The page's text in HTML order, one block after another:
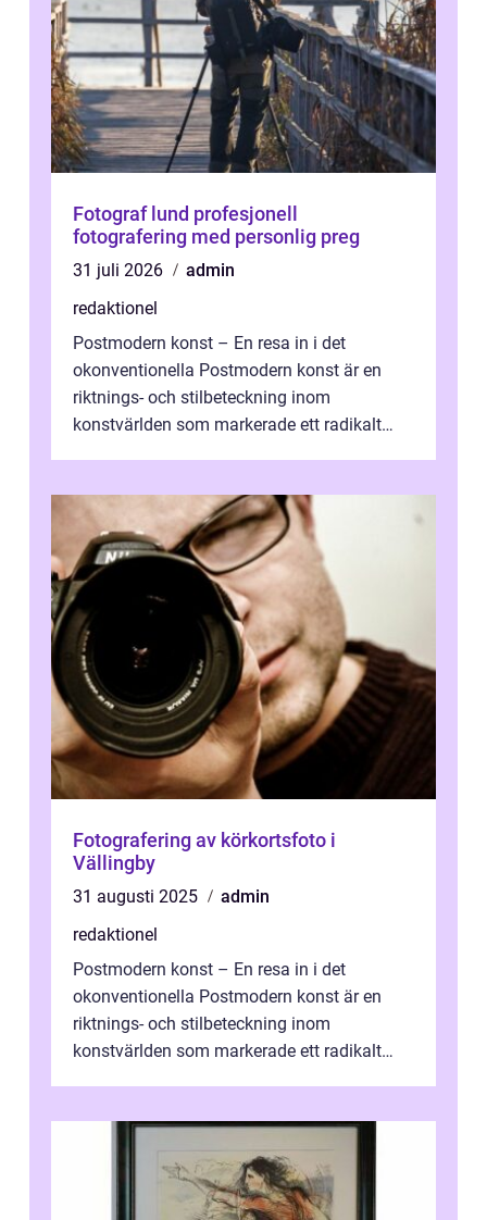
Fotograf lund profesjonell
fotografering med personlig preg
31 juli 2026
admin
redaktionel
Postmodern konst – En resa in i det
okonventionella Postmodern konst är en
riktnings- och stilbeteckning inom
konstvärlden som markerade ett radikalt
Fotografering av körkortsfoto i
Vällingby
31 augusti 2025
admin
redaktionel
Postmodern konst – En resa in i det
okonventionella Postmodern konst är en
riktnings- och stilbeteckning inom
konstvärlden som markerade ett radikalt